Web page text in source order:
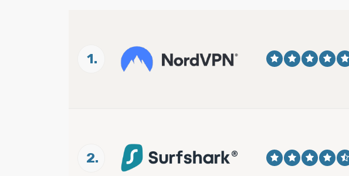
1.
2.